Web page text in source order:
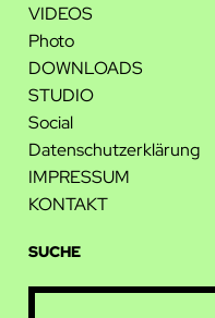
VIDEOS
Photo
DOWNLOADS
STUDIO
Social
Datenschutzerklärung
IMPRESSUM
KONTAKT
SUCHE
S